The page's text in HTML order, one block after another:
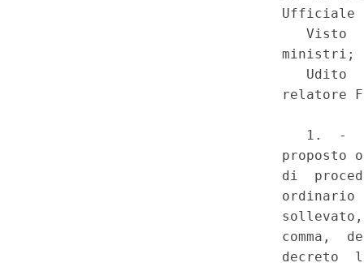
giudice speciale vietato
costituzionale parziale -
di censura. - D.Lgs. 31
comma 2, secondo periodo,
203, convertito, con
della legge 2 dicembre
102, comma secondo, (25,
Serie Speciale -